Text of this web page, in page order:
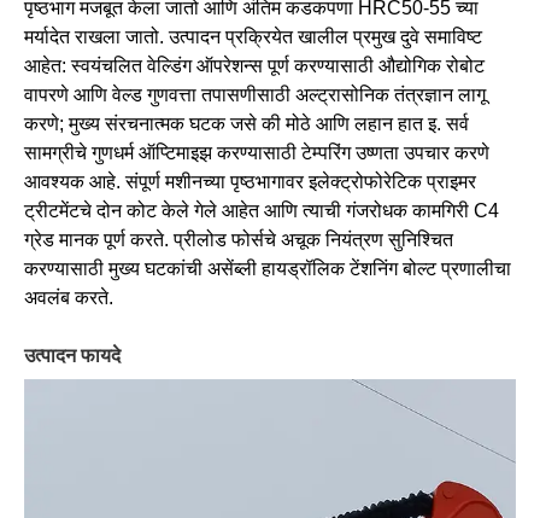
पृष्ठभाग मजबूत केला जातो आणि अंतिम कडकपणा HRC50-55 च्या
मर्यादेत राखला जातो. उत्पादन प्रक्रियेत खालील प्रमुख दुवे समाविष्ट
आहेत: स्वयंचलित वेल्डिंग ऑपरेशन्स पूर्ण करण्यासाठी औद्योगिक रोबोट
वापरणे आणि वेल्ड गुणवत्ता तपासणीसाठी अल्ट्रासोनिक तंत्रज्ञान लागू
करणे; मुख्य संरचनात्मक घटक जसे की मोठे आणि लहान हात इ. सर्व
सामग्रीचे गुणधर्म ऑप्टिमाइझ करण्यासाठी टेम्परिंग उष्णता उपचार करणे
आवश्यक आहे. संपूर्ण मशीनच्या पृष्ठभागावर इलेक्ट्रोफोरेटिक प्राइमर
ट्रीटमेंटचे दोन कोट केले गेले आहेत आणि त्याची गंजरोधक कामगिरी C4
ग्रेड मानक पूर्ण करते. प्रीलोड फोर्सचे अचूक नियंत्रण सुनिश्चित
करण्यासाठी मुख्य घटकांची असेंब्ली हायड्रॉलिक टेंशनिंग बोल्ट प्रणालीचा
अवलंब करते.
उत्पादन फायदे